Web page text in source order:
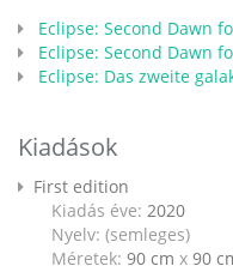
Eclipse: Second Dawn
Eclipse: Second Dawn
Eclipse: Das zweite
Kiadások
First edition
Kiadás éve: 2020
Nyelv: (semleges)
Méretek: 90 cm x 90